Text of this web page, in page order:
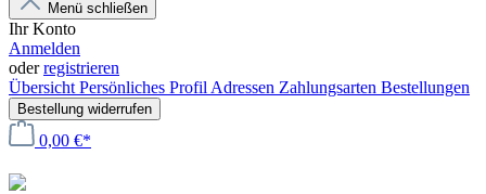
Menü schließen
Ihr Konto
Anmelden
oderregistrieren
Übersicht Persönliches Profil Adressen Zahlungsarten Bestellungen
Bestellung widerrufen
0,00 €*